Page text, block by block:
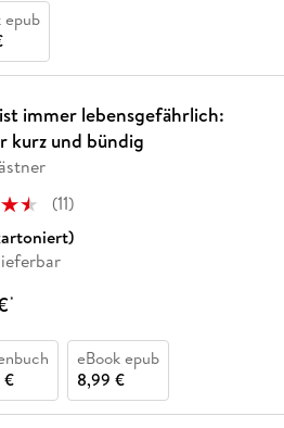
epub
immer lebensgefährlich:
kurz und bündig
(11)
*
€
eBook epub
8,99 €